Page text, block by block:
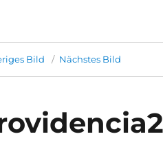
Bild Nächstes Bild